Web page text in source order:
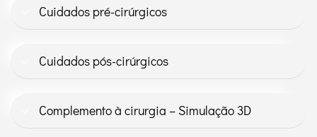
Cuidados pré-cirúrgicos
Cuidados pós-cirúrgicos
Complemento à cirurgia – Simulação 3D